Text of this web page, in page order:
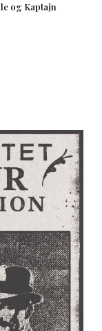
og Kaptajn